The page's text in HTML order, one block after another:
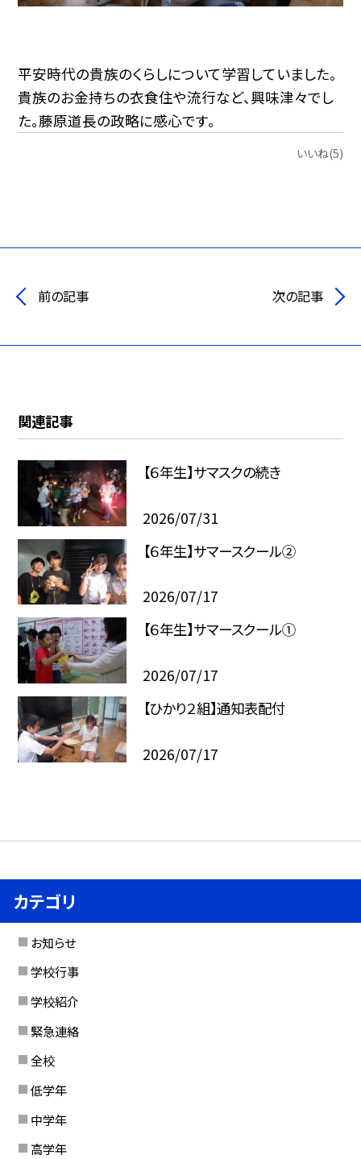
平安時代の貴族のくらしについて学習していました。
貴族のお金持ちの衣食住や流行など、興味津々でし
た。藤原道長の政略に感心です。
いいね(5)
前の記事 次の記事
関連記事
【６年生】サマスクの続き
2026/07/31
【６年生】サマースクール②
2026/07/17
【６年生】サマースクール①
2026/07/17
【ひかり２組】通知表配付
2026/07/17
カテゴリ
お知らせ
学校行事
学校紹介
緊急連絡
全校
低学年
中学年
高学年